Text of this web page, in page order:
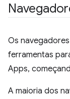
Os
ferramentas
Apps,
A maioria dos